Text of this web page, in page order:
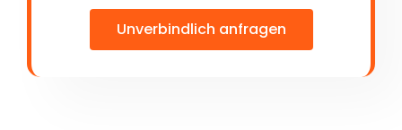
Unverbindlich anfragen